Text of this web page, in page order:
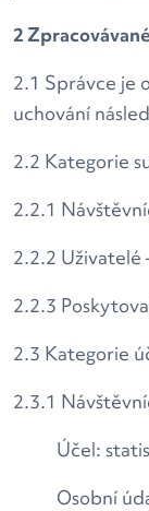
2
2.1 Správce je
uchování
2.2 Kategorie
2.2.1
2.2.2 Uživatelé
2.2.3
2.3 Kategorie
2.3.1
Účel:
Osobní